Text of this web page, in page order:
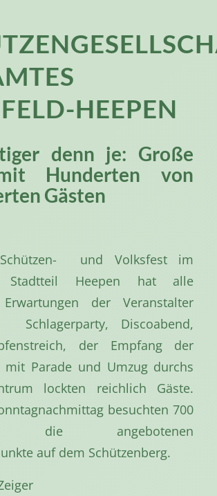
HEEPEN
denn je: Große
Hunderten von
Gästen
und Volksfest im
Stadtteil Heepen hat alle
der Veranstalter
Schlagerparty, Discoabend,
der Empfang der
mit Parade und Umzug durchs
lockten reichlich Gäste.
besuchten 700
die angebotenen
auf dem Schützenberg.